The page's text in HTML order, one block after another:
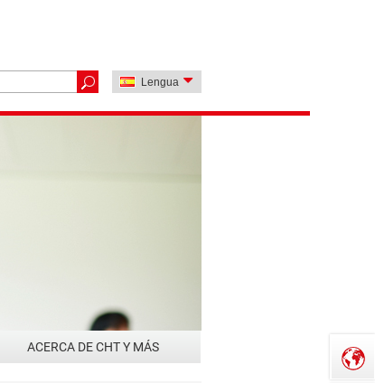
Lengua
ACERCA DE CHT Y MÁS